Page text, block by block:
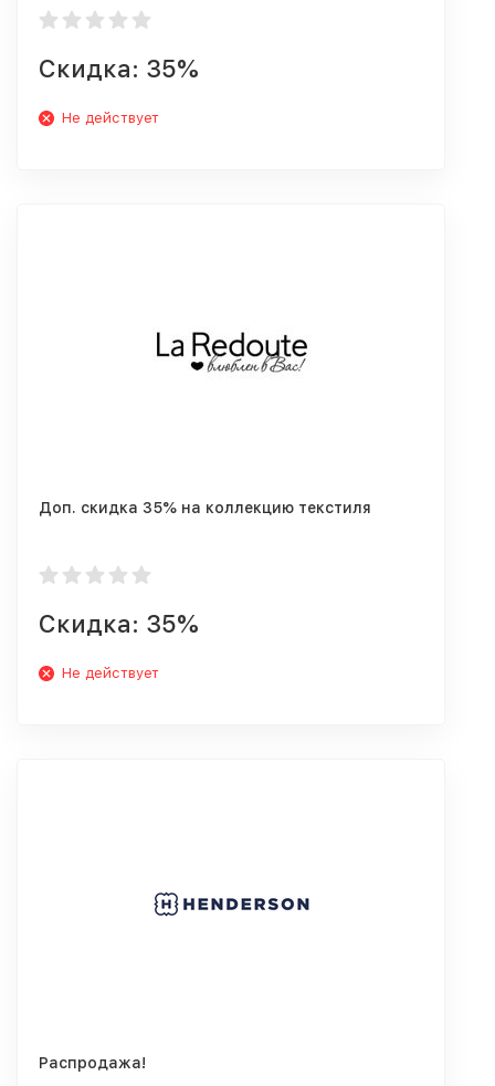
Скидка: 35%
Не действует
Доп. скидка 35% на коллекцию текстиля
Скидка: 35%
Не действует
Распродажа!